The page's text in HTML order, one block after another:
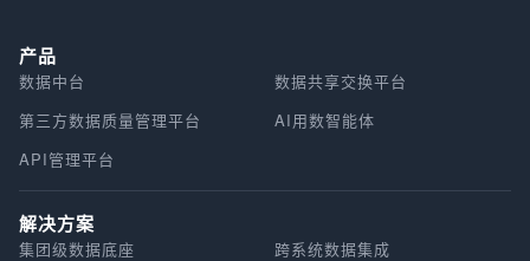
产品
数据中台
数据共享交换平台
第三方数据质量管理平台
AI用数智能体
API管理平台
解决方案
集团级数据底座
跨系统数据集成